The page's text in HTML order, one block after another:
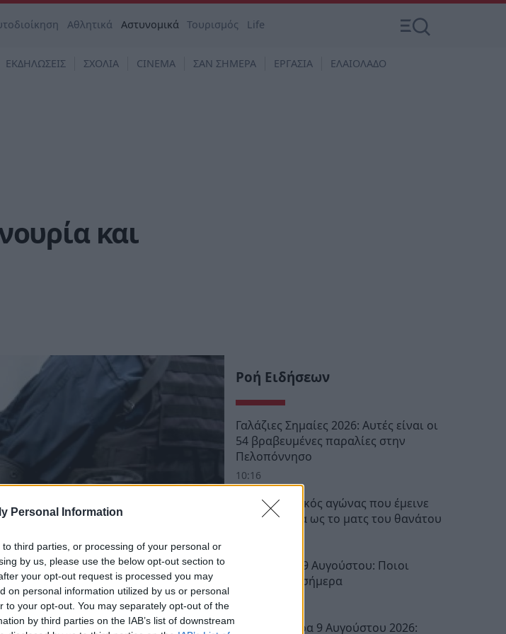
Personal Information
third parties, or processing of your personal or
by us, please use the below opt-out section to
your opt-out request is processed you may
on personal information utilized by us or personal
to your opt-out. You may separately opt-out of the
by third parties on the IAB’s list of downstream
Αθλητικά Αστυνομικά Τουρισμός Life
ΕΚΔΗΛΩΣΕΙΣ ΣΧΟΛΙΑ CINEMA ΣΑΝ ΣΗΜΕΡΑ ΕΡΓΑΣΙΑ ΕΛΑΙΟΛΑΔΟ
και
Ροή Ειδήσεων
Γαλάζιες Σημαίες 2026: Αυτές είναι οι
54 βραβευμένες παραλίες στην
Πελοπόννησο
10:16
Ποδοσφαιρικός αγώνας που έμεινε
στην ιστορία ως το ματς του θανάτου
Εορτολόγιο 9 Αυγούστου: Ποιοι
γιορτάζουν σήμερα
Ζώδια σήμερα 9 Αυγούστου 2026: